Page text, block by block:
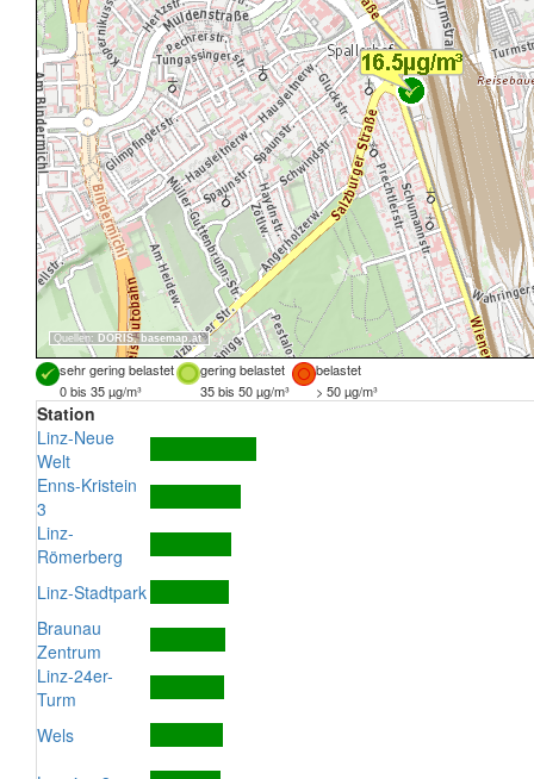
Quellen: DORIS, basemap.at
sehr gering belastet gering belastet
belastet
0 bis 35 µg/m³
35 bis 50 µg/m³ > 50 µg/m³
Station
Linz-Neue
Welt
Enns-Kristein
3
Linz-
Römerberg
Linz-Stadtpark
Braunau
Zentrum
Linz-24er-
Turm
Wels